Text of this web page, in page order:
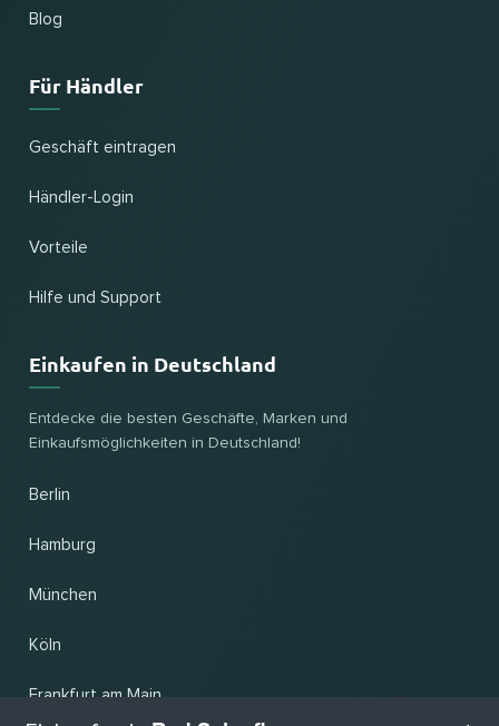
Blog
Für Händler
Geschäft eintragen
Händler-Login
Vorteile
Hilfe und Support
Einkaufen in Deutschland
Entdecke die besten Geschäfte, Marken und
Einkaufsmöglichkeiten in Deutschland!
Berlin
Hamburg
München
Köln
Frankfurt am Main